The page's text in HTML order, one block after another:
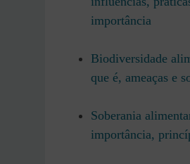
importância
Biodiversidade
que é, ameaças e
Soberania
importância,